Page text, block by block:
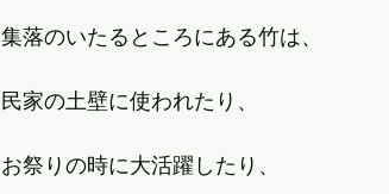
集落のいたるところにある竹は、
民家の土壁に使われたり、
お祭りの時に大活躍したり、